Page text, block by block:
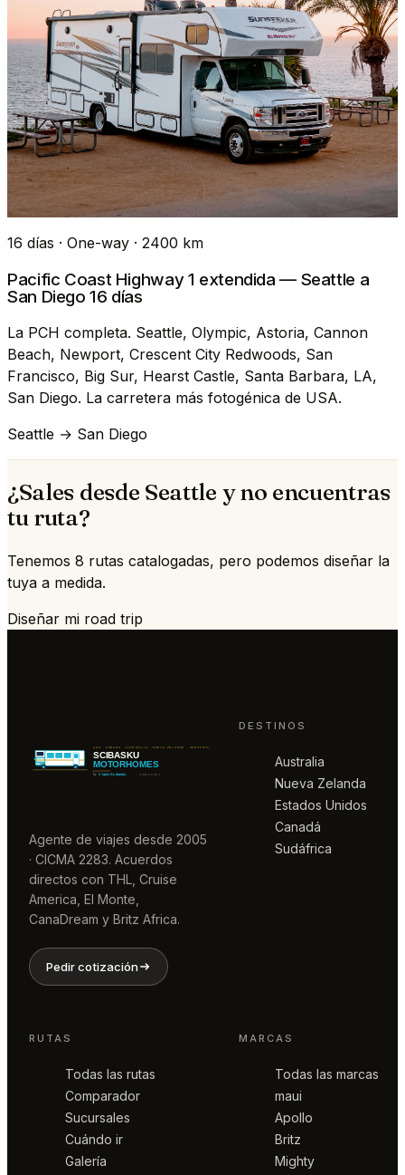
16 días · One-way · 2400 km
Pacific Coast Highway 1 extendida — Seattle a
San Diego 16 días
La PCH completa. Seattle, Olympic, Astoria, Cannon
Beach, Newport, Crescent City Redwoods, San
Francisco, Big Sur, Hearst Castle, Santa Barbara, LA,
San Diego. La carretera más fotogénica de USA.
Seattle → San Diego
¿Sales desde Seattle y no encuentras
tu ruta?
Tenemos 8 rutas catalogadas, pero podemos diseñar la
tuya a medida.
Diseñar mi road trip
Agente de viajes desde 2005
· CICMA 2283. Acuerdos
directos con THL, Cruise
America, El Monte,
CanaDream y Britz Africa.
Pedir cotización
DESTINOS
Australia
Nueva Zelanda
Estados Unidos
Canadá
Sudáfrica
RUTAS
Todas las rutas
Comparador
Sucursales
Cuándo ir
Galería
MARCAS
Todas las marcas
maui
Apollo
Britz
Mighty